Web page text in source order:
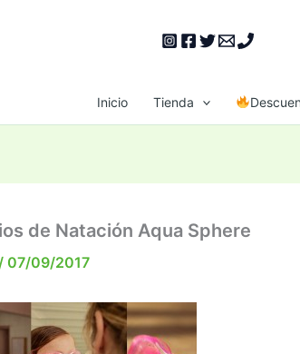
Inicio Tienda
de Natación Aqua Sphere
07/09/2017